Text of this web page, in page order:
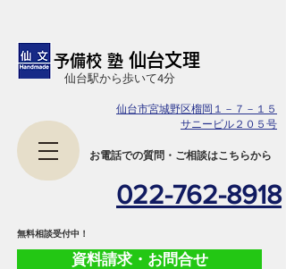
予備校 塾 仙台文理
022-762-8918
資料請求・お問合せ
​お電話での質問・ご相談はこちらから
​仙台駅から歩いて4分
​無料相談受付中！
仙台市宮城野区榴岡１－７－１５
サニービル２０５号